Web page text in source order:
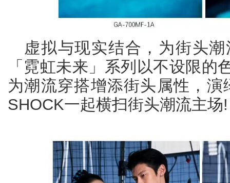
虚拟与现实结合，为街头
「霓虹未来」系列以不设限的
为潮流穿搭增添街头属性，
SHOCK一起横扫街头潮流主场!